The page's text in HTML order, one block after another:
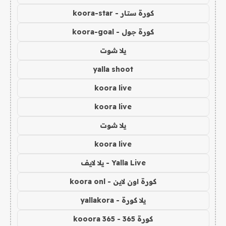
كورة ستار - koora-star
كورة جول - koora-goal
يلا شوت
yalla shoot
koora live
koora live
يلا شوت
koora live
Yalla Live - يلا لايف
كورة اون لاين - koora onl
يلا كورة - yallakora
كورة 365 - kooora 365